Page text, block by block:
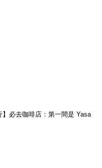
】必去咖啡店：第一間是 Yasa